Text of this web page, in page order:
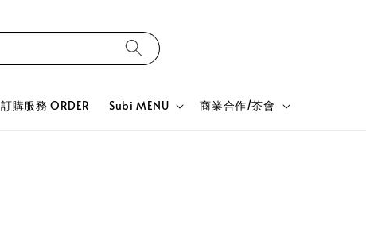
訂購服務 ORDER Subi MENU 商業合作/茶會